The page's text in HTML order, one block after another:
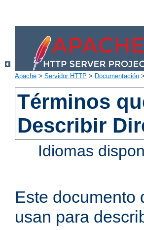
Apache > Servidor HTTP > Documentación >
Términos
Describir
Idiomas
Este documento
usan para